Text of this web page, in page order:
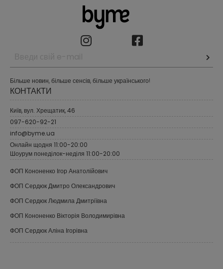
Більше новин, більше сенсів, більше українського!
КОНТАКТИ
Київ, вул. Хрещатик, 46
097-620-92-21
info@byme.ua
Онлайн щодня 11:00-20:00
Шоурум понеділок-неділя 11:00-20:00
ФОП Кононенко Ігор Анатолійович
ФОП Сердюк Дмитро Олександрович
ФОП Сердюк Людмила Дмитріївна
ФОП Кононенко Вікторія Володимирівна
ФОП Сердюк Аліна Ігорівна